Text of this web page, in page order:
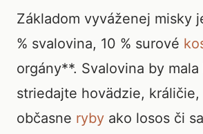
Základom vyváženej misky
% svalovina, 10 % surové
orgány**. Svalovina by
striedajte hovädzie, králičie,
občasne ryby ako losos či